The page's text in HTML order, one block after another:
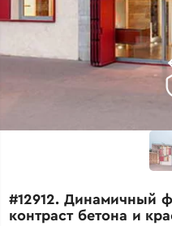
#12912. Динамичный
контраст бетона и